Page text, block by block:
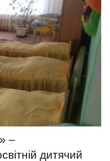
–
дитячий